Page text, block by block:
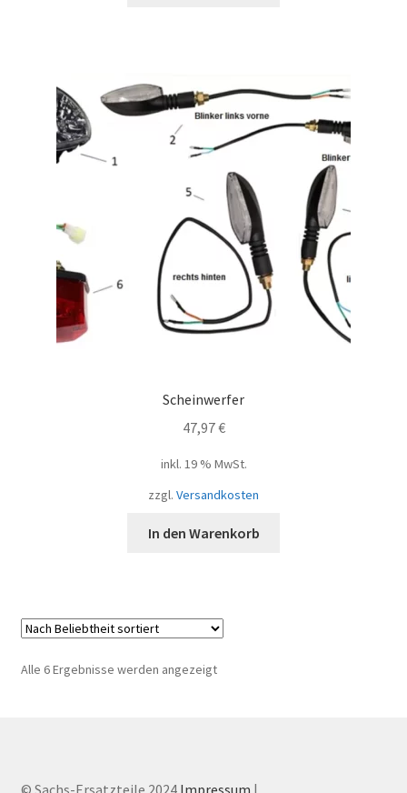
Scheinwerfer
47,97€
inkl. 19 % MwSt.
zzgl. Versandkosten
In den Warenkorb
Alle 6 Ergebnisse werden angezeigtNach